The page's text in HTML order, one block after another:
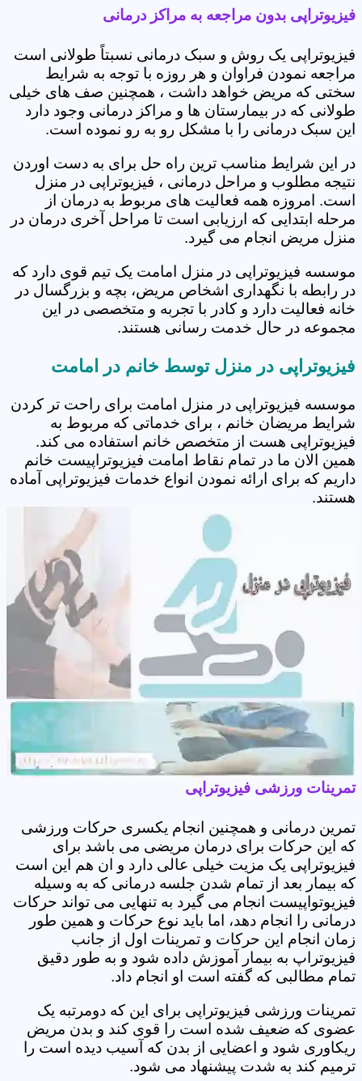
فیزیوتراپی بدون مراجعه به مراکز درمانی
فیزیوتراپی یک روش و سبک درمانی نسبتاً طولانی است
مراجعه نمودن فراوان و هر روزه با توجه به شرایط
سختی که مریض خواهد داشت ، همچنین صف های خیلی
طولانی که در بیمارستان ها و مراکز درمانی وجود دارد
این سبک درمانی را با مشکل رو به رو نموده است.
در این شرایط مناسب ترین راه حل برای به دست اوردن
نتیجه مطلوب و مراحل درمانی ، فیزیوتراپی در منزل
است. امروزه همه فعالیت های مربوط به درمان از
مرحله ابتدایی که ارزیابی است تا مراحل آخری درمان در
منزل مریض انجام می گیرد.
موسسه فیزیوتراپی در منزل امامت یک تیم قوی دارد که
در رابطه با نگهداری اشخاص مریض، بچه و بزرگسال در
خانه فعالیت دارد و کادر با تجربه و متخصصی در این
مجموعه در حال خدمت رسانی هستند.
فیزیوتراپی در منزل توسط خانم در امامت
موسسه فیزیوتراپی در منزل امامت برای راحت تر کردن
شرایط مریضان خانم ، برای خدماتی که مربوط به
فیزیوتراپی هست از متخصص خانم استفاده می کند.
همین الان ما در تمام نقاط امامت فیزیوتراپیست خانم
داریم که برای ارائه نمودن انواع خدمات فیزیوتراپی آماده
هستند.
تمرینات ورزشی فیزیوتراپی
تمرین درمانی و همچنین انجام یکسری حرکات ورزشی
که این حرکات برای درمان مریضی می باشد برای
فیزیوتراپی یک مزیت خیلی عالی دارد و ان هم این است
که بیمار بعد از تمام شدن جلسه درمانی که به وسیله
فیزیوتواپیست انجام می گیرد به تنهایی می تواند حرکات
درمانی را انجام دهد، اما باید نوع حرکات و همین طور
زمان انجام این حرکات و تمرینات اول از جانب
فیزیوتراپ به بیمار آموزش داده شود و به طور دقیق
تمام مطالبی که گفته است او انجام داد.
تمرینات ورزشی فیزیوتراپی برای این که دومرتبه یک
عضوی که ضعیف شده است را قوی کند و بدن مریض
ریکاوری شود و اعضایی از بدن که آسیب دیده است را
ترمیم کند به شدت پیشنهاد می شود.